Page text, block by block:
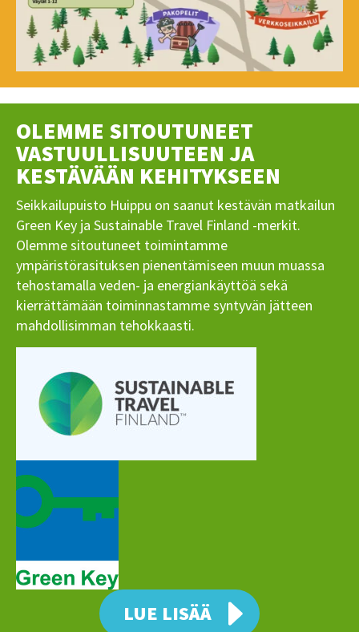
OLEMME SITOUTUNEET
VASTUULLISUUTEEN JA
KESTÄVÄÄN KEHITYKSEEN
Seikkailupuisto Huippu on saanut kestävän matkailun
Green Key ja Sustainable Travel Finland -merkit.
Olemme sitoutuneet toimintamme
ympäristörasituksen pienentämiseen muun muassa
tehostamalla veden- ja energiankäyttöä sekä
kierrättämään toiminnastamme syntyvän jätteen
mahdollisimman tehokkaasti.
LUE LISÄÄ